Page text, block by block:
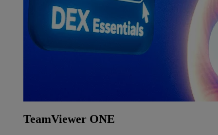
TeamViewer ONE